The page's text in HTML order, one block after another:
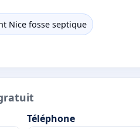
Nice fosse septique
Téléphone